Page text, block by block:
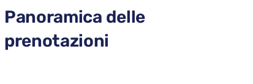
Panoramica delle
prenotazioni